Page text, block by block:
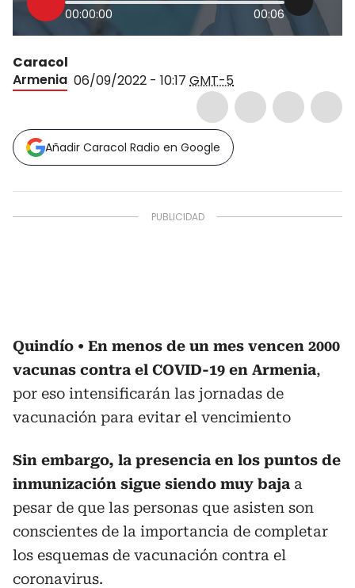
00:00:00 00:06
Caracol
Armenia 06/09/2022 - 10:17 GMT-5
Añadir Caracol Radio en Google
Quindío
En menos de un mes vencen 2000
vacunas contra el COVID-19 en Armenia,
por eso intensificarán las jornadas de
vacunación para evitar el vencimiento
Sin embargo, la presencia en los puntos de
inmunización sigue siendo muy baja a
pesar de que las personas que asisten son
conscientes de la importancia de completar
los esquemas de vacunación contra el
coronavirus.